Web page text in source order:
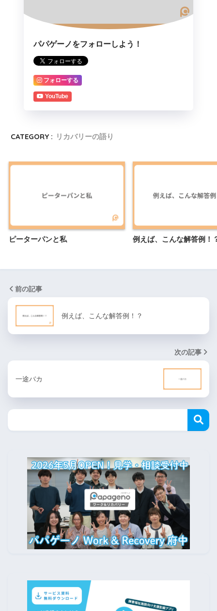
パパゲーノをフォローしよう！
フォローする
YouTube
CATEGORY : リカバリーの語り
ピーターパンと私 例えば、こんな解答例！
前の記事
例えば、こんな解答例！？
次の記事
一途バカ